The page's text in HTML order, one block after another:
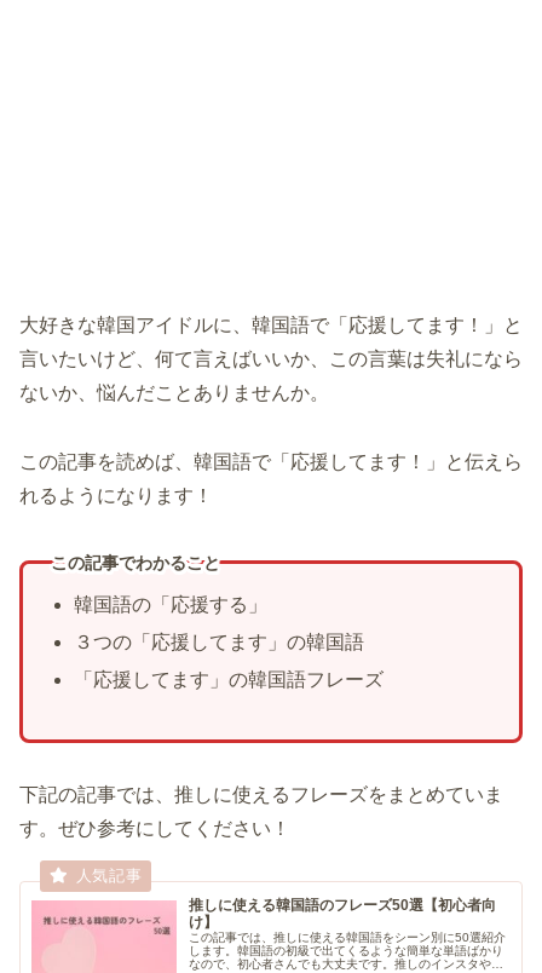
大好きな韓国アイドルに、韓国語で「応援してます！」と
言いたいけど、何て言えばいいか、この言葉は失礼になら
ないか、悩んだことありませんか。
この記事を読めば、韓国語で「応援してます！」と伝えら
れるようになります！
この記事でわかること
韓国語の「応援する」
３つの「応援してます」の韓国語
「応援してます」の韓国語フレーズ
下記の記事では、推しに使えるフレーズをまとめていま
す。ぜひ参考にしてください！
推しに使える韓国語のフレーズ50選【初心者向
け】
この記事では、推しに使える韓国語をシーン別に50選紹介
します。韓国語の初級で出てくるような簡単な単語ばかり
なので、初心者さんでも大丈夫です。推しのインスタや